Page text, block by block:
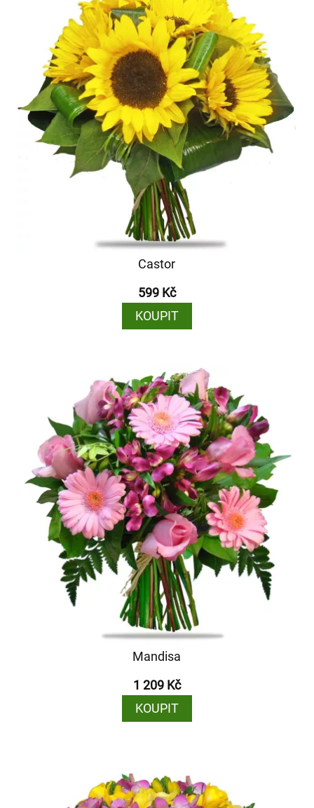
Castor
599 Kč
KOUPIT
Mandisa
1 209 Kč
KOUPIT